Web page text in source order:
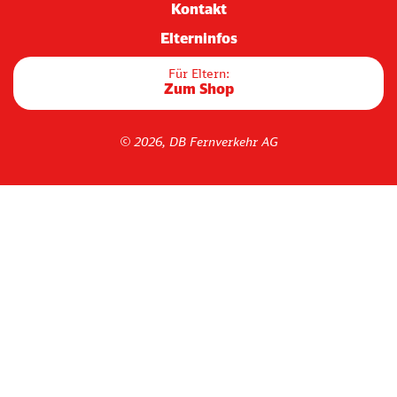
Kontakt
Elterninfos
Für Eltern:
Zum Shop
© 2026, DB Fernverkehr AG